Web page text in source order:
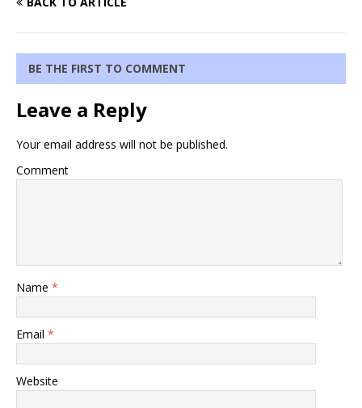
BE THE FIRST TO COMMENT
Leave a Reply
Your email address will not be published.
Comment
Name *
Email *
Website